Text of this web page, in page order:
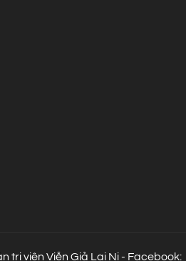
trị viên Viễn Giả Lai Ni - Facebook: